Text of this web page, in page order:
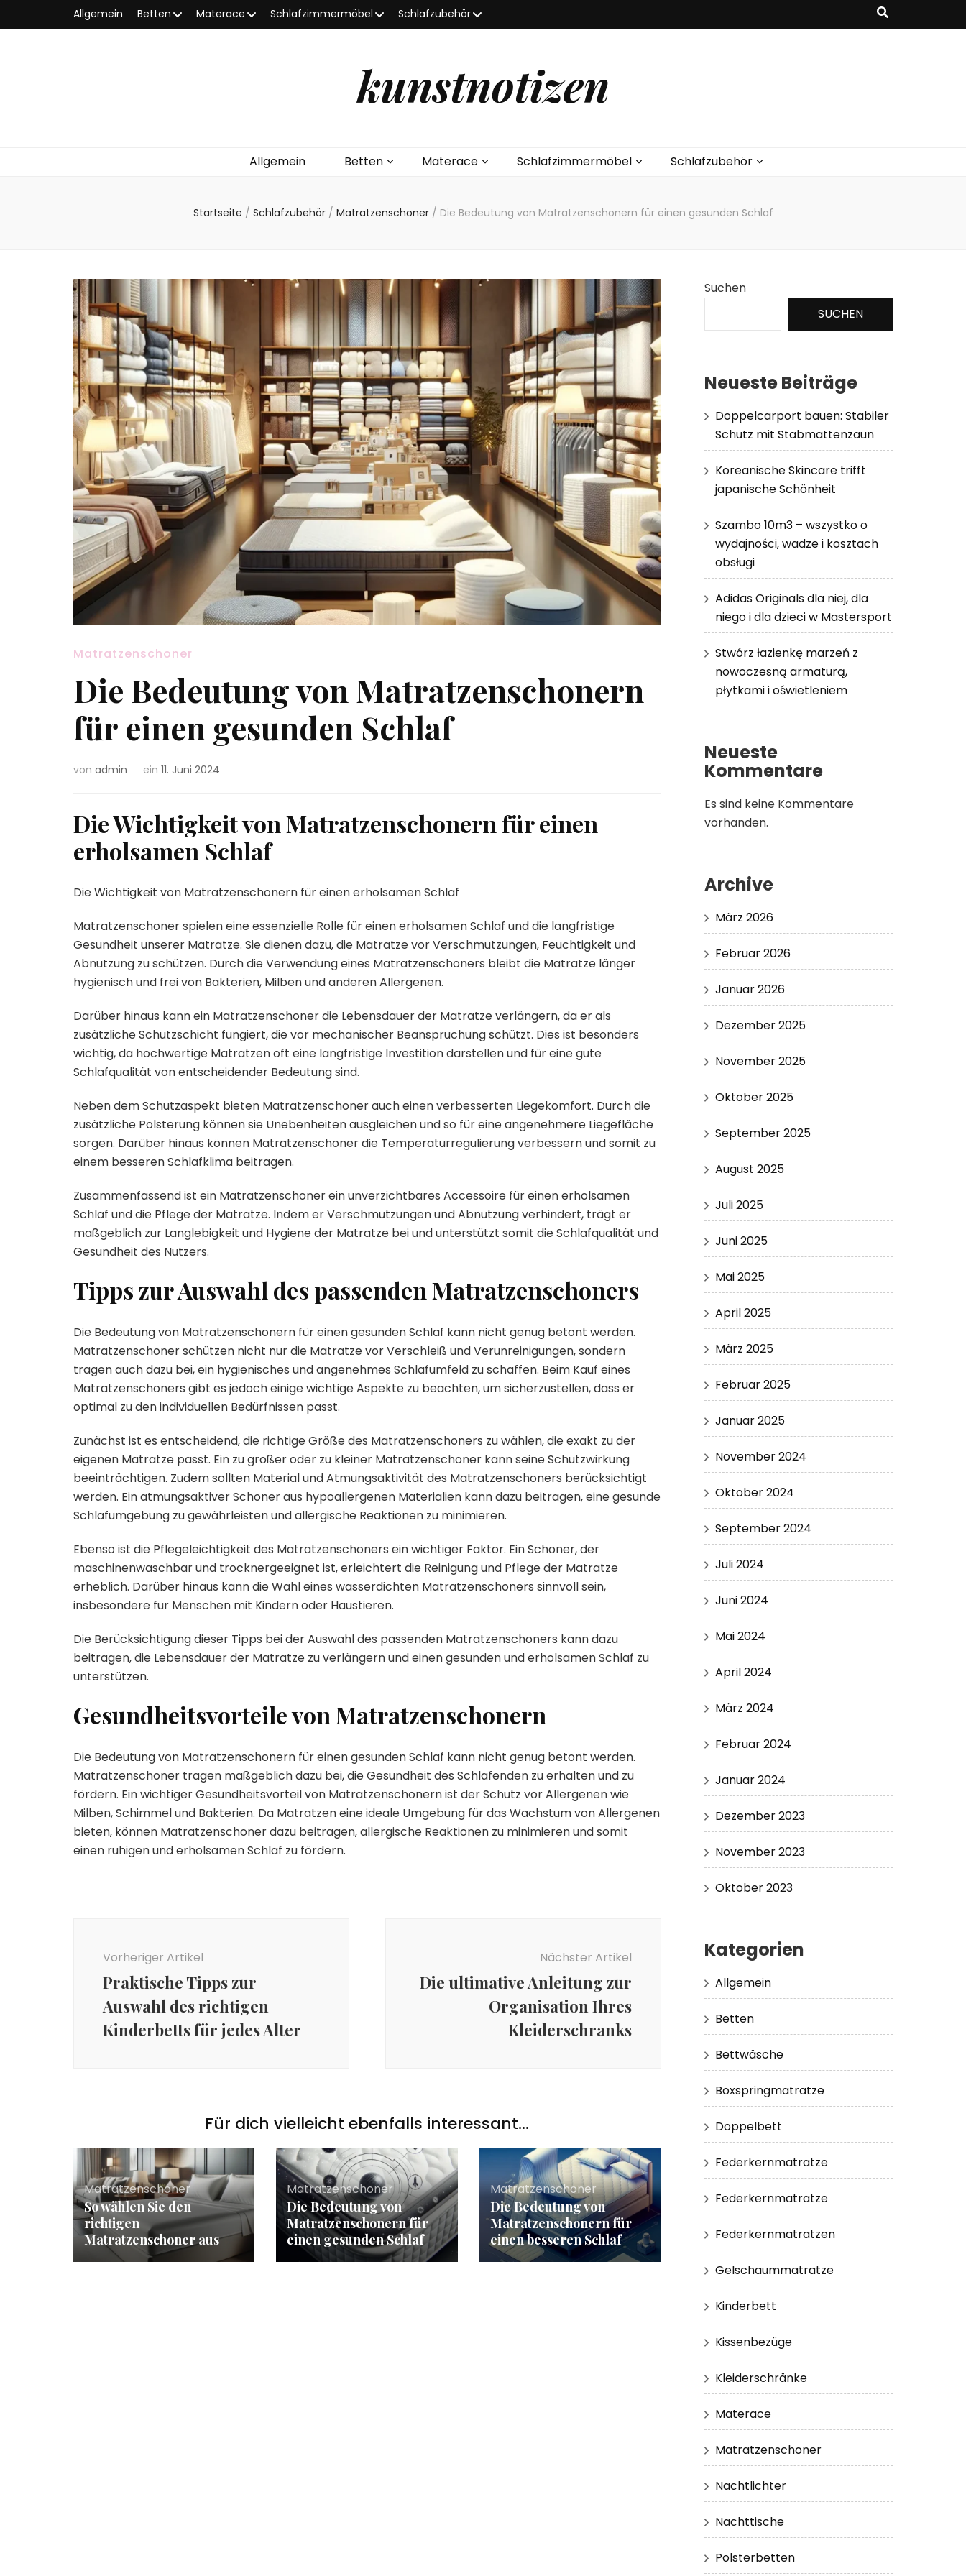
Allgemein Betten Materace Schlafzimmermöbel Schlafzubehör
kunstnotizen
Allgemein Betten Materace Schlafzimmermöbel Schlafzubehör
Startseite / Schlafzubehör / Matratzenschoner / Die Bedeutung von Matratzenschonern für einen gesunden Schlaf
Matratzenschoner
Die Bedeutung von Matratzenschonern
für einen gesunden Schlaf
von admin ein 11. Juni 2024
Die Wichtigkeit von Matratzenschonern für einen
erholsamen Schlaf
Die Wichtigkeit von Matratzenschonern für einen erholsamen Schlaf
Matratzenschoner spielen eine essenzielle Rolle für einen erholsamen Schlaf und die langfristige
Gesundheit unserer Matratze. Sie dienen dazu, die Matratze vor Verschmutzungen, Feuchtigkeit und
Abnutzung zu schützen. Durch die Verwendung eines Matratzenschoners bleibt die Matratze länger
hygienisch und frei von Bakterien, Milben und anderen Allergenen.
Darüber hinaus kann ein Matratzenschoner die Lebensdauer der Matratze verlängern, da er als
zusätzliche Schutzschicht fungiert, die vor mechanischer Beanspruchung schützt. Dies ist besonders
wichtig, da hochwertige Matratzen oft eine langfristige Investition darstellen und für eine gute
Schlafqualität von entscheidender Bedeutung sind.
Neben dem Schutzaspekt bieten Matratzenschoner auch einen verbesserten Liegekomfort. Durch die
zusätzliche Polsterung können sie Unebenheiten ausgleichen und so für eine angenehmere Liegefläche
sorgen. Darüber hinaus können Matratzenschoner die Temperaturregulierung verbessern und somit zu
einem besseren Schlafklima beitragen.
Zusammenfassend ist ein Matratzenschoner ein unverzichtbares Accessoire für einen erholsamen
Schlaf und die Pflege der Matratze. Indem er Verschmutzungen und Abnutzung verhindert, trägt er
maßgeblich zur Langlebigkeit und Hygiene der Matratze bei und unterstützt somit die Schlafqualität und
Gesundheit des Nutzers.
Tipps zur Auswahl des passenden Matratzenschoners
Die Bedeutung von Matratzenschonern für einen gesunden Schlaf kann nicht genug betont werden.
Matratzenschoner schützen nicht nur die Matratze vor Verschleiß und Verunreinigungen, sondern
tragen auch dazu bei, ein hygienisches und angenehmes Schlafumfeld zu schaffen. Beim Kauf eines
Matratzenschoners gibt es jedoch einige wichtige Aspekte zu beachten, um sicherzustellen, dass er
optimal zu den individuellen Bedürfnissen passt.
Zunächst ist es entscheidend, die richtige Größe des Matratzenschoners zu wählen, die exakt zu der
eigenen Matratze passt. Ein zu großer oder zu kleiner Matratzenschoner kann seine Schutzwirkung
beeinträchtigen. Zudem sollten Material und Atmungsaktivität des Matratzenschoners berücksichtigt
werden. Ein atmungsaktiver Schoner aus hypoallergenen Materialien kann dazu beitragen, eine gesunde
Schlafumgebung zu gewährleisten und allergische Reaktionen zu minimieren.
Ebenso ist die Pflegeleichtigkeit des Matratzenschoners ein wichtiger Faktor. Ein Schoner, der
maschinenwaschbar und trocknergeeignet ist, erleichtert die Reinigung und Pflege der Matratze
erheblich. Darüber hinaus kann die Wahl eines wasserdichten Matratzenschoners sinnvoll sein,
insbesondere für Menschen mit Kindern oder Haustieren.
Die Berücksichtigung dieser Tipps bei der Auswahl des passenden Matratzenschoners kann dazu
beitragen, die Lebensdauer der Matratze zu verlängern und einen gesunden und erholsamen Schlaf zu
unterstützen.
Gesundheitsvorteile von Matratzenschonern
Die Bedeutung von Matratzenschonern für einen gesunden Schlaf kann nicht genug betont werden.
Matratzenschoner tragen maßgeblich dazu bei, die Gesundheit des Schlafenden zu erhalten und zu
fördern. Ein wichtiger Gesundheitsvorteil von Matratzenschonern ist der Schutz vor Allergenen wie
Milben, Schimmel und Bakterien. Da Matratzen eine ideale Umgebung für das Wachstum von Allergenen
bieten, können Matratzenschoner dazu beitragen, allergische Reaktionen zu minimieren und somit
einen ruhigen und erholsamen Schlaf zu fördern.
Vorheriger Artikel
Praktische Tipps zur
Auswahl des richtigen
Kinderbetts für jedes Alter
Nächster Artikel
Die ultimative Anleitung zur
Organisation Ihres
Kleiderschranks
Für dich vielleicht ebenfalls interessant...
Matratzenschoner
So wählen Sie den
richtigen
Matratzenschoner aus
Matratzenschoner
Die Bedeutung von
Matratzenschonern für
einen gesunden Schlaf
Matratzenschoner
Die Bedeutung von
Matratzenschonern für
einen besseren Schlaf
Suchen
SUCHEN
Neueste Beiträge
Doppelcarport bauen: Stabiler
Schutz mit Stabmattenzaun
Koreanische Skincare trifft
japanische Schönheit
Szambo 10m3 – wszystko o
wydajności, wadze i kosztach
obsługi
Adidas Originals dla niej, dla
niego i dla dzieci w Mastersport
Stwórz łazienkę marzeń z
nowoczesną armaturą,
płytkami i oświetleniem
Neueste
Kommentare
Es sind keine Kommentare
vorhanden.
Archive
März 2026
Februar 2026
Januar 2026
Dezember 2025
November 2025
Oktober 2025
September 2025
August 2025
Juli 2025
Juni 2025
Mai 2025
April 2025
März 2025
Februar 2025
Januar 2025
November 2024
Oktober 2024
September 2024
Juli 2024
Juni 2024
Mai 2024
April 2024
März 2024
Februar 2024
Januar 2024
Dezember 2023
November 2023
Oktober 2023
Kategorien
Allgemein
Betten
Bettwäsche
Boxspringmatratze
Doppelbett
Federkernmatratze
Federkernmatratze
Federkernmatratzen
Gelschaummatratze
Kinderbett
Kissenbezüge
Kleiderschränke
Materace
Matratzenschoner
Nachtlichter
Nachttische
Polsterbetten